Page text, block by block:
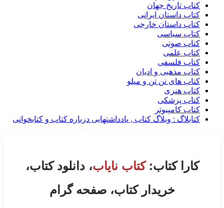
کتاب تاریخ جهان
کتاب داستان ایرانی
کتاب داستان خارجی
کتاب سیاسی
کتاب صوتی
کتاب علمی
کتاب فلسفی
کتاب مذهبی و ادیان
کتاب های تن تن و میلو
کتاب هنری
کتاب پزشکی
کتاب کامپیوتر
کتابلاگ : وبلاگ کتاب , یادداشتهایی درباره کتاب و کتابخوانی
کارا کتاب:کتاب نایاب، دانلود کتاب،
خریدار کتاب، صفحه گرام